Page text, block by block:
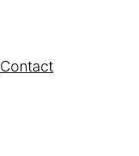
Contact